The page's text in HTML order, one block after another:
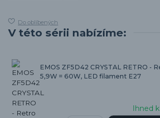
Do oblíbených
V této sérii nabízíme:
EMOS ZF5D42 CRYSTAL RETRO -
5,9W = 60W, LED filament E27
Ihned